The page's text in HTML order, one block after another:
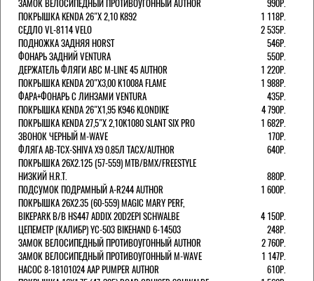
ЗАМОК ВЕЛОСИПЕДНЫЙ ПРОТИВОУГОННЫЙ AUTHOR
990Р.
ПОКРЫШКА KENDA 26"Х 2,10 K892
1 118Р.
СЕДЛО VL-8114 VELO
2 535Р.
ПОДНОЖКА ЗАДНЯЯ HORST
546Р.
ФОНАРЬ ЗАДНИЙ VENTURA
550Р.
ДЕРЖАТЕЛЬ ФЛЯГИ АВС M-LINE 45 AUTHOR
1 220Р.
ПОКРЫШКА KENDA 20"Х3,00 K1008A FLAME
1 988Р.
ФАРА+ФОНАРЬ С ЛИНЗАМИ VENTURA
435Р.
ПОКРЫШКА KENDA 26"Х1,95 K946 KLONDIKE
4 790Р.
ПОКРЫШКА KENDA 27,5"Х 2,10K1080 SLANT SIX PRO
1 682Р.
ЗВОНОК ЧЕРНЫЙ M-WAVE
170Р.
ФЛЯГА AB-TCX-SHIVA X9 0.85Л TACX/AUTHOR
640Р.
ПОКРЫШКА 26X2.125 (57-559) MTB/BMX/FREESTYLE
НИЗКИЙ H.R.T.
880Р.
ПОДСУМОК ПОДРАМНЫЙ A-R244 AUTHOR
1 600Р.
ПОКРЫШКА 26X2.35 (60-559) MAGIC MARY PERF,
BIKEPARK B/B HS447 ADDIX 20D2EPI SCHWALBE
4 150Р.
ЦЕПЕМЕТР (КАЛИБР) YC-503 BIKEHAND 6-14503
248Р.
ЗАМОК ВЕЛОСИПЕДНЫЙ ПРОТИВОУГОННЫЙ AUTHOR
2 760Р.
ЗАМОК ВЕЛОСИПЕДНЫЙ ПРОТИВОУГОННЫЙ M-WAVE
1 147Р.
НАСОС 8-18101024 AAP PUMPER AUTHOR
610Р.